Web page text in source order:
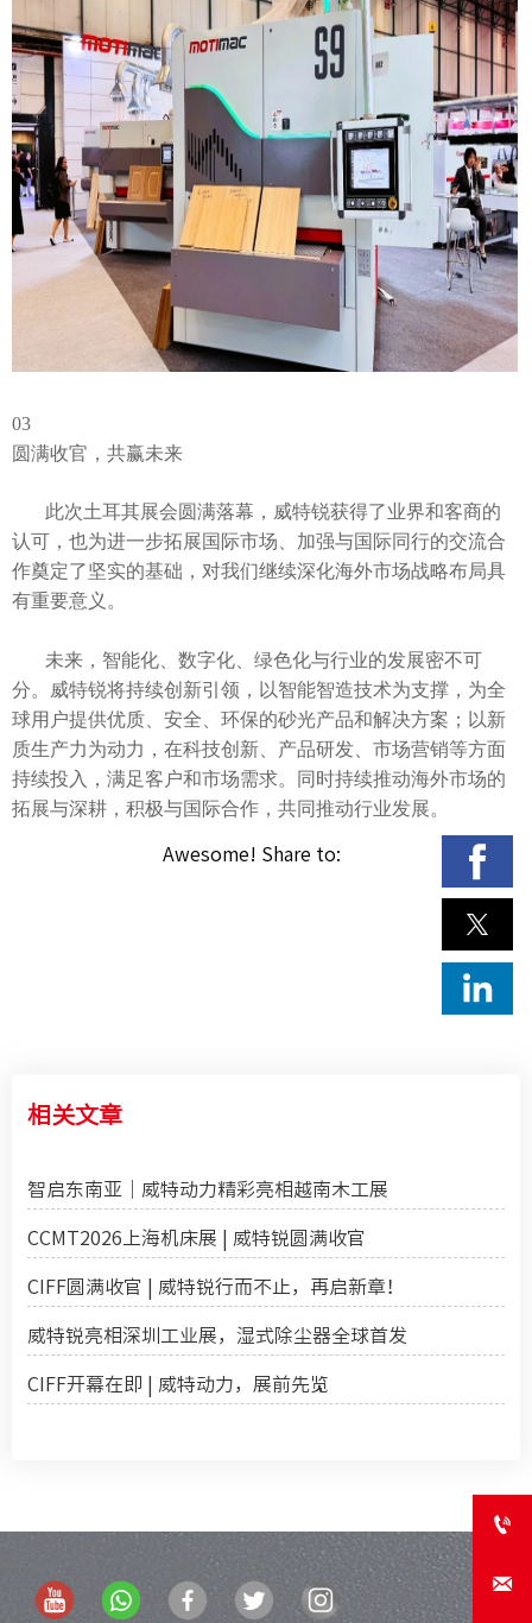
03
圆满收官，共赢未来
此次土耳其展会圆满落幕，威特锐获得了业界和客商的
认可，也为进一步拓展国际市场、加强与国际同行的交流合
作奠定了坚实的基础，对我们继续深化海外市场战略布局具
有重要意义。
未来，智能化、数字化、绿色化与行业的发展密不可
分。威特锐将持续创新引领，以智能智造技术为支撑，为全
球用户提供优质、安全、环保的砂光产品和解决方案；以新
质生产力为动力，在科技创新、产品研发、市场营销等方面
持续投入，满足客户和市场需求。同时持续推动海外市场的
拓展与深耕，积极与国际合作，共同推动行业发展。
Awesome! Share to:
相关文章
智启东南亚｜威特动力精彩亮相越南木工展
CCMT2026上海机床展 | 威特锐圆满收官
CIFF圆满收官 | 威特锐行而不止，再启新章！
威特锐亮相深圳工业展，湿式除尘器全球首发
CIFF开幕在即 | 威特动力，展前先览

